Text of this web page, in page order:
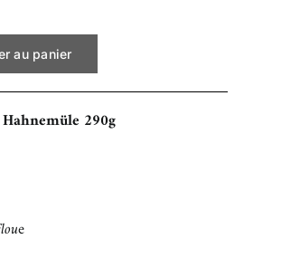
au panier
290g
e